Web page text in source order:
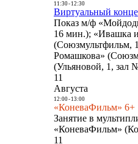
11:30- 12:30
Виртуальный
Показ м/ф
16 мин.); «Ивашка
(Союзмультфильм,
Ромашкова»
(Ульяновой, 1, зал
11
Августа
12:00- 13:00
«КоневаФильм» 6+
Занятие в
«КоневаФильм»
11